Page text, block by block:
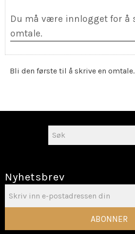
Bli den første til å skrive en omtale.
Nyhetsbrev
ABONNER